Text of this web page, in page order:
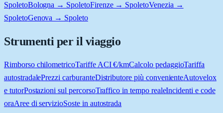
SpoletoBologna → SpoletoFirenze → SpoletoVenezia →
SpoletoGenova → Spoleto
Strumenti per il viaggio
Rimborso chilometricoTariffe ACI €/kmCalcolo pedaggioTariffa
autostradalePrezzi carburanteDistributore più convenienteAutovelox
e tutorPostazioni sul percorsoTraffico in tempo realeIncidenti e code
oraAree di servizioSoste in autostrada